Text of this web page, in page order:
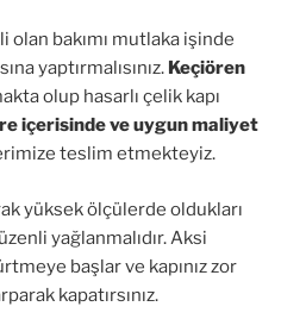
olan bakımı mutlaka işinde
yaptırmalısınız. Keçiören
olup hasarlı çelik kapı
içerisinde ve uygun maliyet
teslim etmekteyiz.
yüksek ölçülerde oldukları
yağlanmalıdır. Aksi
başlar ve kapınız zor
kapatırsınız.